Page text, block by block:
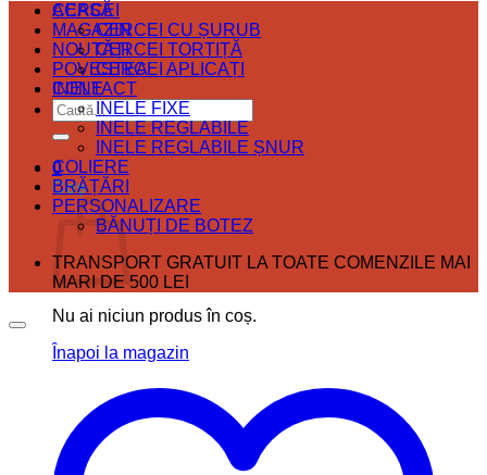
ACASĂ
MAGAZIN
NOUTĂȚI
POVESTEA
CONTACT
Caută
după:
0
Coș
Nu ai niciun produs în coș.
Înapoi la magazin
CERCEI
CERCEI CU ȘURUB
CERCEI TORTIȚĂ
CERCEI APLICAȚI
INELE
INELE FIXE
INELE REGLABILE
INELE REGLABILE ȘNUR
COLIERE
BRĂȚĂRI
PERSONALIZARE
BĂNUȚI DE BOTEZ
TRANSPORT GRATUIT LA TOATE COMENZILE MAI
MARI DE 500 LEI